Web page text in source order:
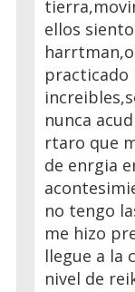
ellos
practicado
nunca
rtaro que
de enrgia
no tengo
me hizo
llegue a la
nivel de